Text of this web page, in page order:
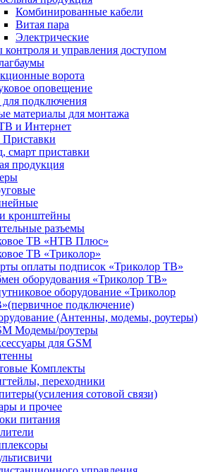
Комбинированные кабели
Витая пара
Электрические
и управления доступом
ворота
оповещение
подключения
материалы для монтажа
и Интернет
смарт приставки
продукция
кронштейны
разъемы
ТВ «НТВ Плюс»
ТВ «Триколор»
оплаты подписок «Триколор ТВ»
оборудования «Триколор ТВ»
оборудование «Триколор
подключение)
(Антенны, модемы, роутеры)
Модемы/роутеры
для GSM
Комплекты
переходники
сотовой связи)
и прочее
питания